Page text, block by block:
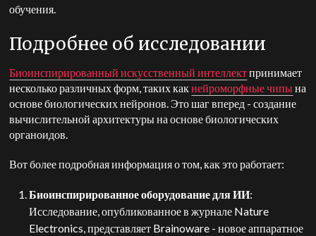
обучения.
Подробнее об исследовании
Биоинспирированный искусственный интеллектпринимает
несколько различных форм, таких какнейроморфные чипына
основе биологических нейронов. Это шаг вперед - создание
вычислительной архитектуры на основе биологических
органоидов.
Вот более подробная информация о том, как это работает:
Биоинспирированное оборудование для ИИ:
Исследование, опубликованное в журнале Nature
Electronics, представляет Brainoware - новое аппаратное